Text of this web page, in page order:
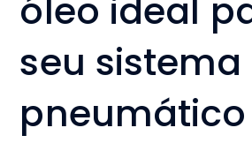
óleo ideal
seu sistema
pneumático